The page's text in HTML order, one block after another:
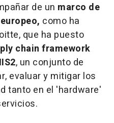
de un marco de
como ha
que ha puesto
chain framework
, un conjunto de
evaluar y mitigar los
tanto en el 'hardware'